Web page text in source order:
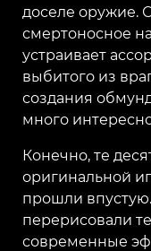
доселе оружие.
смертоносное
устраивает
выбитого из
создания
много
Конечно, те
оригинальной
прошли
перерисовали
современные